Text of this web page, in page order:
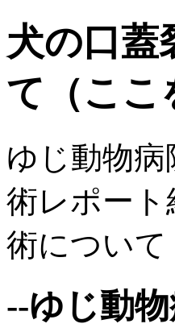
犬の口蓋
て（ここ
ゆじ動物
術レポー
術について
--ゆじ動